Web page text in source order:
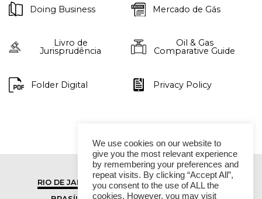
Doing Business Mercado de Gás
Livro de
Jurisprudência
Oil & Gas
Comparative Guide
Folder Digital Privacy Policy
RIO DE JANEIRO
SÃO PAULO
We use cookies on our website to
give you the most relevant experience
by remembering your preferences and
repeat visits. By clicking “Accept All”,
you consent to the use of ALL the
cookies. However, you may visit